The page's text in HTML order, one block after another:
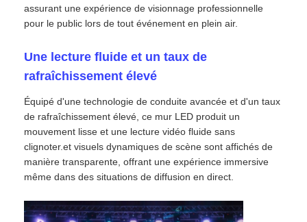
Vidéos
Spectacle de réalité virtuelle
À propos de nous
Visite de l'usine
assurant une expérience de visionnage professionnelle
pour le public lors de tout événement en plein air.
Une lecture fluide et un taux de
rafraîchissement élevé
Équipé d'une technologie de conduite avancée et d'un taux
de rafraîchissement élevé, ce mur LED produit un
mouvement lisse et une lecture vidéo fluide sans
clignoter.et visuels dynamiques de scène sont affichés de
manière transparente, offrant une expérience immersive
même dans des situations de diffusion en direct.